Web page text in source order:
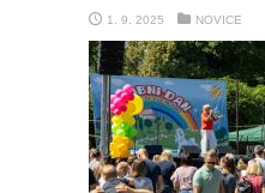
1. 9. 2025 NOVICE